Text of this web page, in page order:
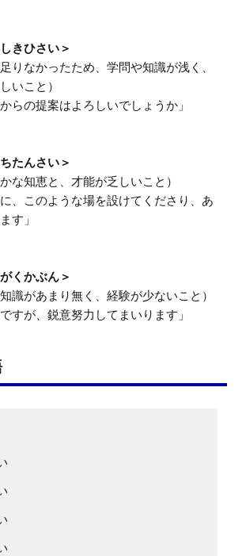
きひさい＞
りなかったため、学問や知識が浅く、
いこと）
らの提案はよろしいでしょうか」
たんさい＞
な知恵と、才能が乏しいこと）
に、このような場を設けてくださり、あ
す」
くかぶん＞
識があまり無く、経験が少ないこと）
すが、鋭意努力してまいります」